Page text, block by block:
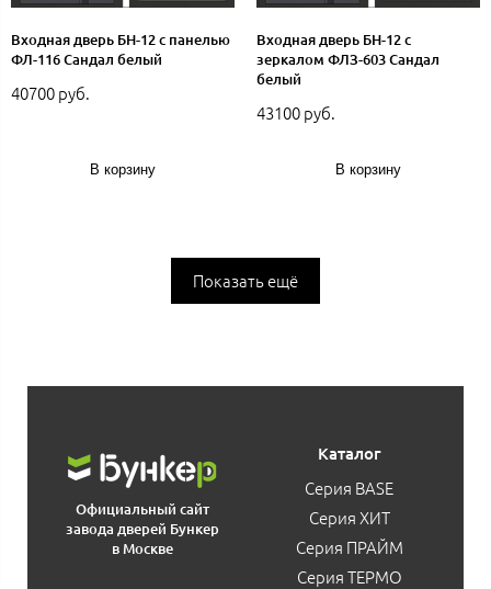
Входная дверь БН-12 с панелью
ФЛ-116 Сандал белый
40700 руб.
В корзину
Входная дверь БН-12 с
зеркалом ФЛЗ-603 Сандал
белый
43100 руб.
В корзину
Показать ещё
Официальный сайт
завода дверей Бункер
в Москве
Каталог
Серия BASE
Серия ХИТ
Серия ПРАЙМ
Серия ТЕРМО